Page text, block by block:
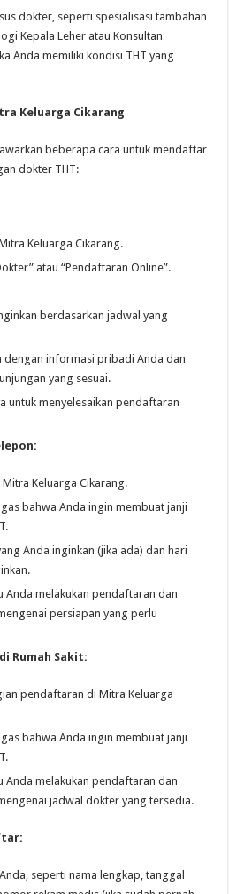
dokter, seperti spesialisasi tambahan
Kepala Leher atau Konsultan
Anda memiliki kondisi THT yang
Keluarga Cikarang
beberapa cara untuk mendaftar
dokter THT:
Keluarga Cikarang.
atau “Pendaftaran Online”.
berdasarkan jadwal yang
informasi pribadi Anda dan
yang sesuai.
untuk menyelesaikan pendaftaran
Keluarga Cikarang.
bahwa Anda ingin membuat janji
Anda inginkan (jika ada) dan hari
Anda melakukan pendaftaran dan
persiapan yang perlu
Rumah Sakit:
pendaftaran di Mitra Keluarga
bahwa Anda ingin membuat janji
Anda melakukan pendaftaran dan
jadwal dokter yang tersedia.
seperti nama lengkap, tanggal